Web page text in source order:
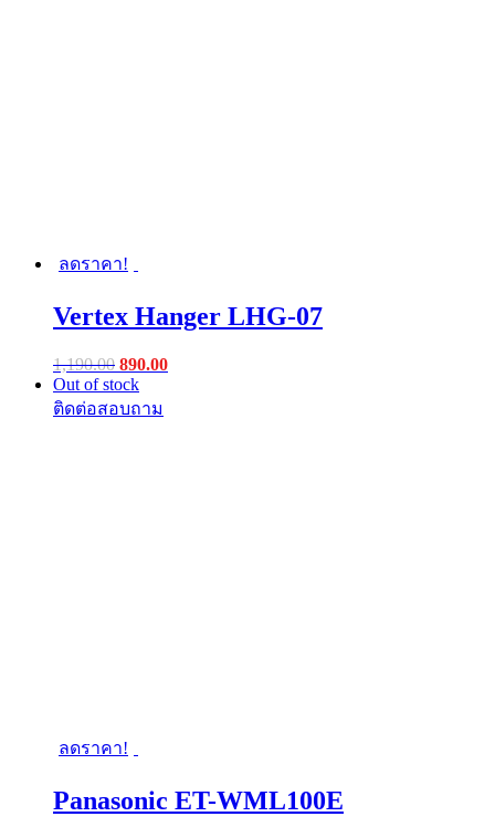
ลดราคา!
Vertex Hanger LHG-07
1,190.00 Original
price
was:
890.00Current
Out of stock
ลดราคา!
Panasonic ET-WML100E